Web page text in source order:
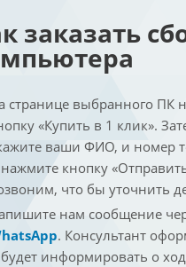
заказать
странице выбранного ПК
«Купить в 1 клик».
ваши ФИО, и номер
кнопку
что бы уточнить
нам сообщение
. Консультант
информировать о